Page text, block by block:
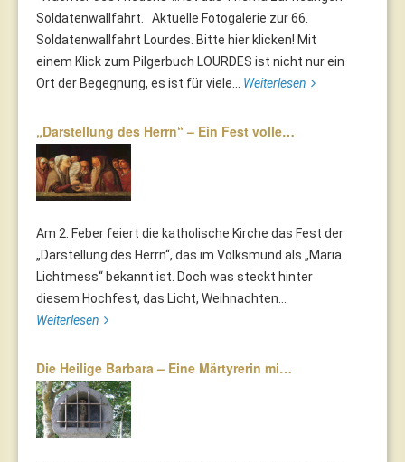
Soldatenwallfahrt. Aktuelle Fotogalerie zur 66.
Soldatenwallfahrt Lourdes. Bitte hier klicken! Mit
einem Klick zum Pilgerbuch LOURDES ist nicht nur ein
Ort der Begegnung, es ist für viele... Weiterlesen
„Darstellung des Herrn“ – Ein Fest volle…
Am 2. Feber feiert die katholische Kirche das Fest der
„Darstellung des Herrn“, das im Volksmund als „Mariä
Lichtmess“ bekannt ist. Doch was steckt hinter
diesem Hochfest, das Licht, Weihnachten...
Weiterlesen
Die Heilige Barbara – Eine Märtyrerin mi…